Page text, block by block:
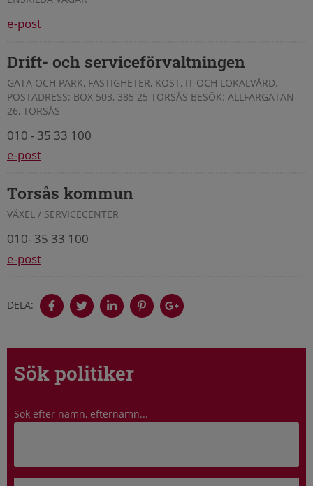
e-post
Drift- och serviceförvaltningen
GATA OCH PARK, FASTIGHETER, KOST, IT OCH LOKALVÅRD.
POSTADRESS: BOX 503, 385 25 TORSÅS BESÖK: ALLFARGATAN
26, TORSÅS
010 - 35 33 100
e-post
Torsås kommun
VÄXEL / SERVICECENTER
010- 35 33 100
e-post
DELA:
Sök politiker
Sök efter namn, efternamn...